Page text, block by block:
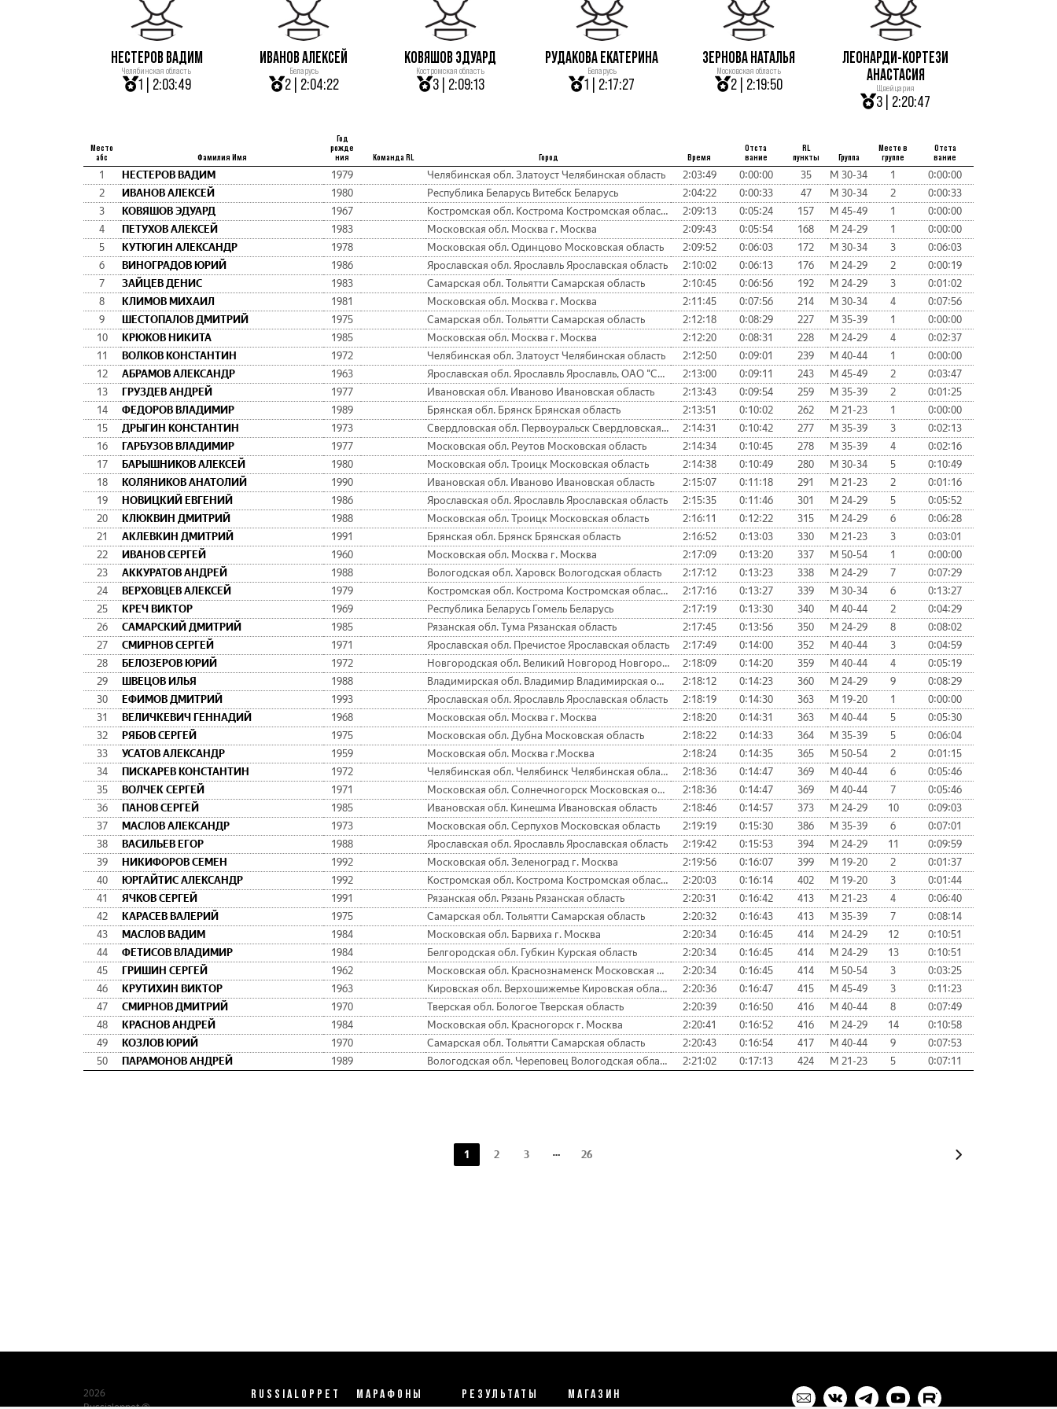
НЕСТЕРОВ ВАДИМ
Челябинская область
1 | 2:03:49
ИВАНОВ АЛЕКСЕЙ
Беларусь
2 | 2:04:22
КОВЯШОВ ЭДУАРД
Костромская область
3 | 2:09:13
РУДАКОВА ЕКАТЕРИНА
Беларусь
1 | 2:17:27
ЗЕРНОВА НАТАЛЬЯ
Московская область
2 | 2:19:50
ЛЕОНАРДИ-КОРТЕЗИ
АНАСТАСИЯ
Щвейцария
3 | 2:20:47
Место
абс
Фамилия Имя
Год
рожде
ния
Команда RL Город Время
Отста
вание
RL
пункты
Группа
Место в
группе
Отста
вание
1 НЕСТЕРОВ ВАДИМ 1979 Челябинская обл. Златоуст Челябинская область 2:03:49 0:00:00 35 М 30-34 1
0:00:00
2
ИВАНОВ АЛЕКСЕЙ 1980 Республика Беларусь Витебск Беларусь 2:04:22 0:00:33 47 М 30-34 2
0:00:33
3
КОВЯШОВ ЭДУАРД 1967 Костромская обл. Кострома Костромская область 2:09:13 0:05:24 157 М 45-49 1
0:00:00
4
ПЕТУХОВ АЛЕКСЕЙ 1983 Московская обл. Москва г. Москва 2:09:43 0:05:54 168 М 24-29 1
0:00:00
5
КУТЮГИН АЛЕКСАНДР 1978 Московская обл. Одинцово Московская область 2:09:52 0:06:03 172 М 30-34 3
0:06:03
6
ВИНОГРАДОВ ЮРИЙ 1986 Ярославская обл. Ярославль Ярославская область 2:10:02 0:06:13 176 М 24-29 2
0:00:19
7
ЗАЙЦЕВ ДЕНИС 1983 Самарская обл. Тольятти Самарская область 2:10:45 0:06:56 192 М 24-29 3
0:01:02
8
КЛИМОВ МИХАИЛ 1981 Московская обл. Москва г. Москва 2:11:45 0:07:56 214 М 30-34 4
0:07:56
9
ШЕСТОПАЛОВ ДМИТРИЙ 1975 Самарская обл. Тольятти Самарская область 2:12:18 0:08:29 227 М 35-39 1
0:00:00
10
КРЮКОВ НИКИТА 1985 Московская обл. Москва г. Москва 2:12:20 0:08:31 228 М 24-29 4
0:02:37
11
ВОЛКОВ КОНСТАНТИН 1972 Челябинская обл. Златоуст Челябинская область 2:12:50 0:09:01 239 М 40-44 1
0:00:00
12
АБРАМОВ АЛЕКСАНДР 1963 Ярославская обл. Ярославль Ярославль, ОАО "Славнефть Янос" 2:13:00 0:09:11 243 М 45-49 2
0:03:47
13
ГРУЗДЕВ АНДРЕЙ 1977 Ивановская обл. Иваново Ивановская область 2:13:43 0:09:54 259 М 35-39 2
0:01:25
14
ФЕДОРОВ ВЛАДИМИР 1989 Брянская обл. Брянск Брянская область 2:13:51 0:10:02 262 М 21-23 1
0:00:00
15
ДРЫГИН КОНСТАНТИН 1973 Свердловская обл. Первоуральск Свердловская область 2:14:31 0:10:42 277 М 35-39 3
0:02:13
16
ГАРБУЗОВ ВЛАДИМИР 1977 Московская обл. Реутов Московская область 2:14:34 0:10:45 278 М 35-39 4
0:02:16
17
БАРЫШНИКОВ АЛЕКСЕЙ 1980 Московская обл. Троицк Московская область 2:14:38 0:10:49 280 М 30-34 5
0:10:49
18
КОЛЯНИКОВ АНАТОЛИЙ 1990 Ивановская обл. Иваново Ивановская область 2:15:07 0:11:18 291 М 21-23 2
0:01:16
19
НОВИЦКИЙ ЕВГЕНИЙ 1986 Ярославская обл. Ярославль Ярославская область 2:15:35 0:11:46 301 М 24-29 5
0:05:52
20
КЛЮКВИН ДМИТРИЙ 1988 Московская обл. Троицк Московская область 2:16:11 0:12:22 315 М 24-29 6
0:06:28
21
АКЛЕВКИН ДМИТРИЙ 1991 Брянская обл. Брянск Брянская область 2:16:52 0:13:03 330 М 21-23 3
0:03:01
22
ИВАНОВ СЕРГЕЙ 1960 Московская обл. Москва г. Москва 2:17:09 0:13:20 337 М 50-54 1
0:00:00
23
АККУРАТОВ АНДРЕЙ 1988 Вологодская обл. Харовск Вологодская область 2:17:12 0:13:23 338 М 24-29 7
0:07:29
24
ВЕРХОВЦЕВ АЛЕКСЕЙ 1979 Костромская обл. Кострома Костромская область 2:17:16 0:13:27 339 М 30-34 6
0:13:27
25
КРЕЧ ВИКТОР 1969 Республика Беларусь Гомель Беларусь 2:17:19 0:13:30 340 М 40-44 2
0:04:29
26
САМАРСКИЙ ДМИТРИЙ 1985 Рязанская обл. Тума Рязанская область 2:17:45 0:13:56 350 М 24-29 8
0:08:02
27
СМИРНОВ СЕРГЕЙ 1971 Ярославская обл. Пречистое Ярославская область 2:17:49 0:14:00 352 М 40-44 3
0:04:59
28
БЕЛОЗЕРОВ ЮРИЙ 1972 Новгородская обл. Великий Новгород Новгородская область 2:18:09 0:14:20 359 М 40-44 4
0:05:19
29
ШВЕЦОВ ИЛЬЯ 1988 Владимирская обл. Владимир Владимирская область 2:18:12 0:14:23 360 М 24-29 9
0:08:29
30
ЕФИМОВ ДМИТРИЙ 1993 Ярославская обл. Ярославль Ярославская область 2:18:19 0:14:30 363 М 19-20 1
0:00:00
31
ВЕЛИЧКЕВИЧ ГЕННАДИЙ 1968 Московская обл. Москва г. Москва 2:18:20 0:14:31 363 М 40-44 5
0:05:30
32
РЯБОВ СЕРГЕЙ 1975 Московская обл. Дубна Московская область 2:18:22 0:14:33 364 М 35-39 5
0:06:04
33
УСАТОВ АЛЕКСАНДР 1959 Московская обл. Москва г.Москва 2:18:24 0:14:35 365 М 50-54 2
0:01:15
34
ПИСКАРЕВ КОНСТАНТИН 1972 Челябинская обл. Челябинск Челябинская область 2:18:36 0:14:47 369 М 40-44 6
0:05:46
35
ВОЛЧЕК СЕРГЕЙ 1971 Московская обл. Солнечногорск Московская область 2:18:36 0:14:47 369 М 40-44 7
0:05:46
36
ПАНОВ СЕРГЕЙ 1985 Ивановская обл. Кинешма Ивановская область 2:18:46 0:14:57 373 М 24-29 10
0:09:03
37
МАСЛОВ АЛЕКСАНДР 1973 Московская обл. Серпухов Московская область 2:19:19 0:15:30 386 М 35-39 6
0:07:01
38
ВАСИЛЬЕВ ЕГОР 1988 Ярославская обл. Ярославль Ярославская область 2:19:42 0:15:53 394 М 24-29 11
0:09:59
39
НИКИФОРОВ СЕМЕН 1992 Московская обл. Зеленоград г. Москва 2:19:56 0:16:07 399 М 19-20 2
0:01:37
40
ЮРГАЙТИС АЛЕКСАНДР 1992 Костромская обл. Кострома Костромская область 2:20:03 0:16:14 402 М 19-20 3
0:01:44
41
ЯЧКОВ СЕРГЕЙ 1991 Рязанская обл. Рязань Рязанская область 2:20:31 0:16:42 413 М 21-23 4
0:06:40
42
КАРАСЕВ ВАЛЕРИЙ 1975 Самарская обл. Тольятти Самарская область 2:20:32 0:16:43 413 М 35-39 7
0:08:14
43
МАСЛОВ ВАДИМ 1984 Московская обл. Барвиха г. Москва 2:20:34 0:16:45 414 М 24-29 12
0:10:51
44
ФЕТИСОВ ВЛАДИМИР 1984 Белгородская обл. Губкин Курская область 2:20:34 0:16:45 414 М 24-29 13
0:10:51
45
ГРИШИН СЕРГЕЙ 1962 Московская обл. Краснознаменск Московская область 2:20:34 0:16:45 414 М 50-54 3
0:03:25
46
КРУТИХИН ВИКТОР 1963 Кировская обл. Верхошижемье Кировская область 2:20:36 0:16:47 415 М 45-49 3
0:11:23
47
СМИРНОВ ДМИТРИЙ 1970 Тверская обл. Бологое Тверская область 2:20:39 0:16:50 416 М 40-44 8
0:07:49
48
КРАСНОВ АНДРЕЙ 1984 Московская обл. Красногорск г. Москва 2:20:41 0:16:52 416 М 24-29 14
0:10:58
49
КОЗЛОВ ЮРИЙ 1970 Самарская обл. Тольятти Самарская область 2:20:43 0:16:54 417 М 40-44 9
0:07:53
50
ПАРАМОНОВ АНДРЕЙ 1989 Вологодская обл. Череповец Вологодская область 2:21:02 0:17:13 424 М 21-23 5 0:07:11
1 2 3 26
2026
RUSSIALOPPET МАРАФОНЫ РЕЗУЛЬТАТЫ МАГАЗИН